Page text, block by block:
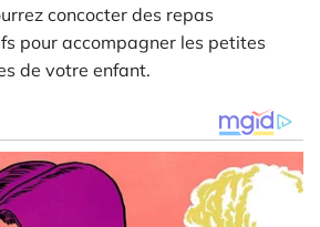
concocter des repas
pour accompagner les petites
de votre enfant.